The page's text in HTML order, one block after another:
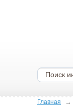
Главная →